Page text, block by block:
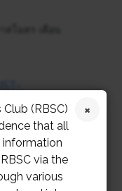
Polo Club –
สโมสร โปโลคลับ
(RBSC)
that all
information
via the
various